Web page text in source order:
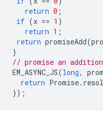
return 0 ;
if (x == 1 )
return 1 ;
return promiseAdd(
}
// promise an addition
EM_ASYNC_JS(long,
return Promise.
});